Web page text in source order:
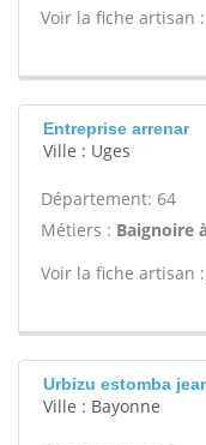
Voir la fiche artisan :
Entreprise arrenar
Ville : Uges
Département: 64
Métiers : Baignoire
Voir la fiche artisan :
Urbizu estomba
Ville : Bayonne